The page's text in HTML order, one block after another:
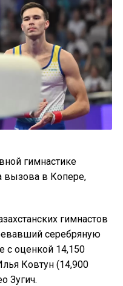
гимнастике
вызова в Копере,
гимнастов
серебряную
с оценкой 14,150
Ковтун (14,900
Зугич.